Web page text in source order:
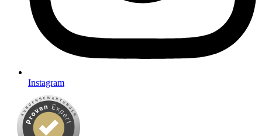
Instagram